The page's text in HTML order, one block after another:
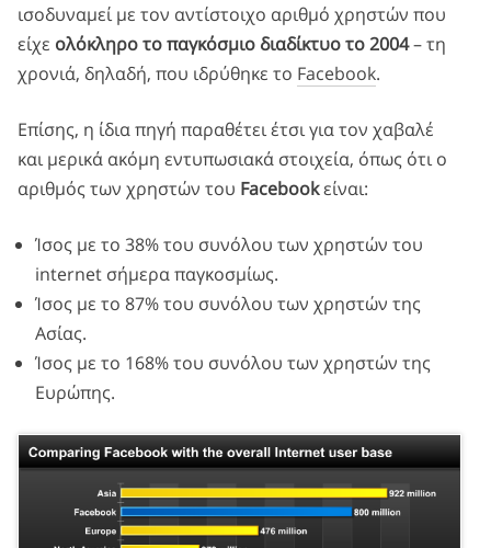
ισοδυναμεί με τον αντίστοιχο αριθμό χρηστών που
είχε ολόκληρο το παγκόσμιο διαδίκτυο το 2004– τη
χρονιά, δηλαδή, που ιδρύθηκε το Facebook.
Επίσης, η ίδια πηγή παραθέτει έτσι για τον χαβαλέ
και μερικά ακόμη εντυπωσιακά στοιχεία, όπως ότι ο
αριθμός των χρηστών του Facebookείναι:
Ίσος με το 38% του συνόλου των χρηστών του
internet σήμερα παγκοσμίως.
Ίσος με το 87% του συνόλου των χρηστών της
Ασίας.
Ίσος με το 168% του συνόλου των χρηστών της
Ευρώπης.